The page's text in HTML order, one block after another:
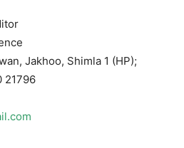
Jakhoo, Shimla 1 (HP);
21796